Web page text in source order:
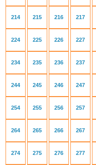
214 215 216 217
224 225 226 227
234 235 236 237
244 245 246 247
254 255 256 257
264 265 266 267
274 275 276 277